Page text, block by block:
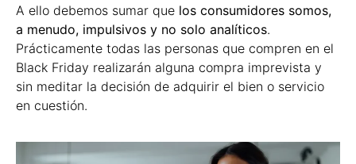
A ello debemos sumar que los consumidores somos,
a menudo, impulsivos y no solo analíticos.
Prácticamente todas las personas que compren en el
Black Friday realizarán alguna compra imprevista y
sin meditar la decisión de adquirir el bien o servicio
en cuestión.